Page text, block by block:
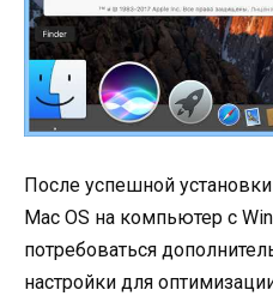
После успешной
Mac OS на компьютер с
потребоваться
настройки для